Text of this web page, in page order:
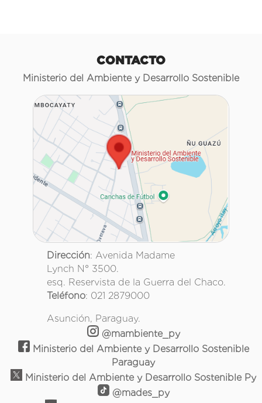
CONTACTO
Ministerio del Ambiente y Desarrollo Sostenible
Dirección: Avenida Madame
Lynch N° 3500.
esq. Reservista de la Guerra del Chaco.
Teléfono: 021 2879000
Asunción, Paraguay.
@mambiente_py
Ministerio del Ambiente y Desarrollo Sostenible
Paraguay
Ministerio del Ambiente y Desarrollo Sostenible Py
@mades_py